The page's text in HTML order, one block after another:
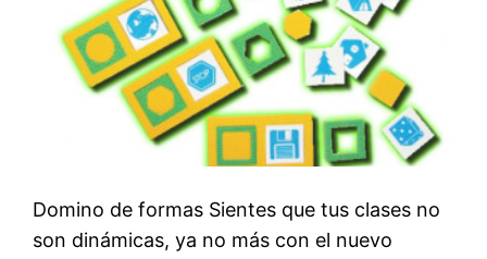
Domino de formas Sientes que tus clases no
son dinámicas, ya no más con el nuevo